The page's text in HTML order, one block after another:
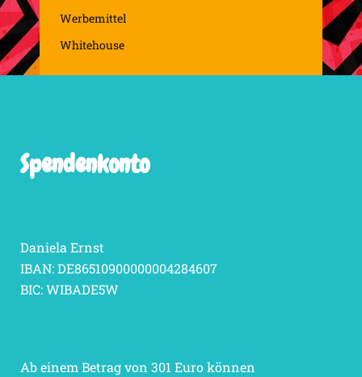
Werbemittel
Whitehouse
Spendenkonto
Daniela Ernst
IBAN: DE86510900000004284607
BIC: WIBADE5W
Ab einem Betrag von 301 Euro können